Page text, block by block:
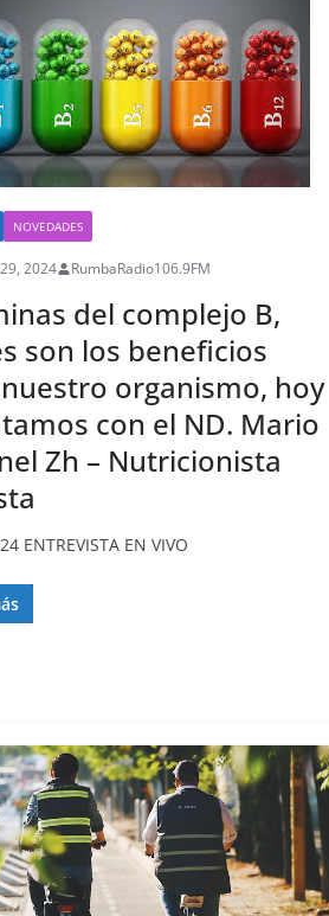
NOVEDADES
2024 RumbaRadio106.9FM
del complejo B,
son los beneficios
organismo, hoy
con el ND. Mario
Zh – Nutricionista
ENTREVISTA EN VIVO